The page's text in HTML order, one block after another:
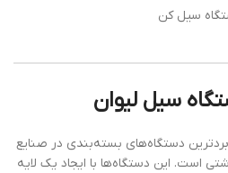
سیل کن
سیل لیوان
دستگاه‌های بسته‌بندی در صنایع
است. این دستگاه‌ها با ایجاد یک لایه